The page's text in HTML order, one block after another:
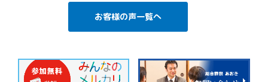
お客様の声一覧へ